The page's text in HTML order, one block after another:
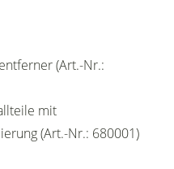
(Art.-Nr.:
mit
(Art.-Nr.: 680001)